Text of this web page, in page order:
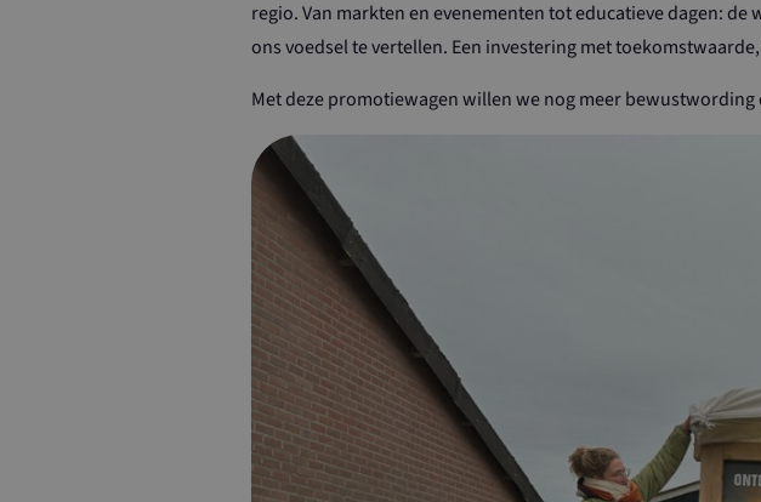
regio. Van markten en evenementen tot educatieve dagen:
ons voedsel te vertellen. Een investering met
Met deze promotiewagen willen we nog meer